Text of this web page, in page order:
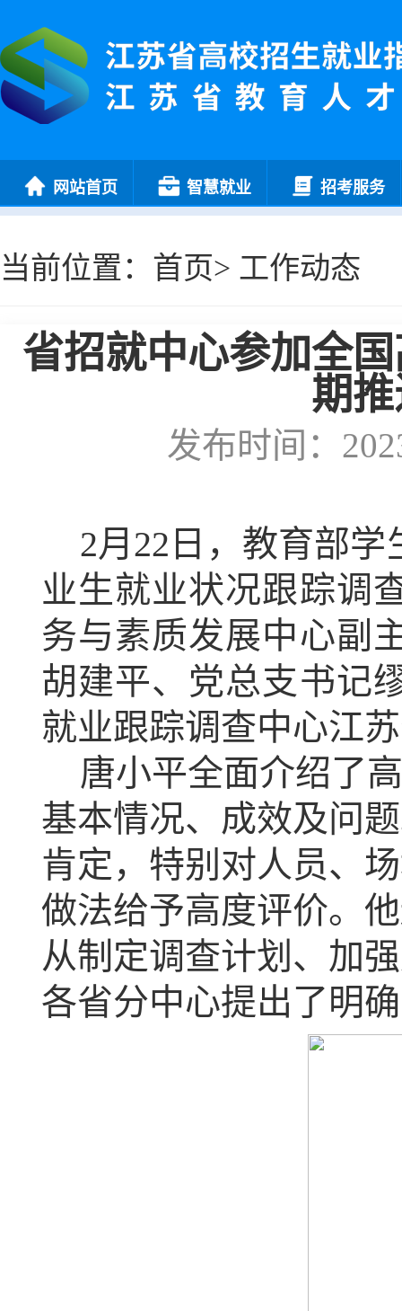
网站首页 智慧就业 招考服务
当前位置： 首页> 工作动态
省招就中心参加全
期
发布时间：
2月22日，教育部
业生就业状况跟踪调
务与素质发展中心副
胡建平、党总支书记
就业跟踪调查中心江
唐小平全面介绍了
基本情况、成效及问
肯定，特别对人员、
做法给予高度评价。
从制定调查计划、加
各省分中心提出了明